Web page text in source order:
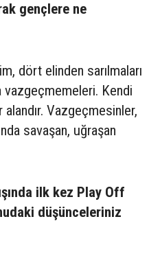
gençlere ne
dört elinden sarılmaları
vazgeçmemeleri. Kendi
Vazgeçmesinler,
savaşan, uğraşan
ilk kez Play Off
düşünceleriniz